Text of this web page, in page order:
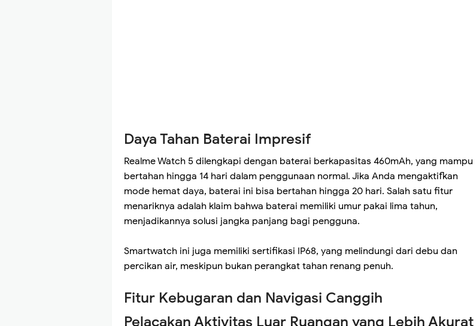
Daya Tahan Baterai Impresif
Realme Watch 5 dilengkapi dengan baterai berkapasitas 460mAh, yang mampu
bertahan hingga 14 hari dalam penggunaan normal. Jika Anda mengaktifkan
mode hemat daya, baterai ini bisa bertahan hingga 20 hari. Salah satu fitur
menariknya adalah klaim bahwa baterai memiliki umur pakai lima tahun,
menjadikannya solusi jangka panjang bagi pengguna.
Smartwatch ini juga memiliki sertifikasi IP68, yang melindungi dari debu dan
percikan air, meskipun bukan perangkat tahan renang penuh.
Fitur Kebugaran dan Navigasi Canggih
Pelacakan Aktivitas Luar Ruangan yang Lebih Akurat